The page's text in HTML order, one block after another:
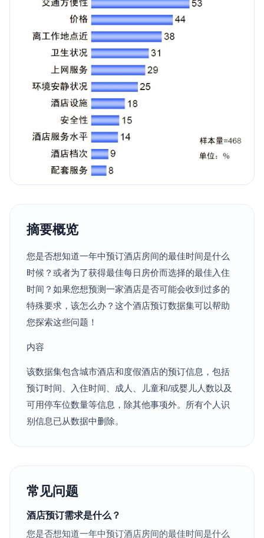
摘要概览
您是否想知道一年中预订酒店房间的最佳时间是什么
时候？或者为了获得最佳每日房价而选择的最佳入住
时间？如果您想预测一家酒店是否可能会收到过多的
特殊要求，该怎么办？这个酒店预订数据集可以帮助
您探索这些问题！
内容
该数据集包含城市酒店和度假酒店的预订信息，包括
预订时间、入住时间、成人、儿童和/或婴儿人数以及
可用停车位数量等信息，除其他事项外。所有个人识
别信息已从数据中删除。
常见问题
酒店预订需求是什么？
您是否想知道一年中预订酒店房间的最佳时间是什么